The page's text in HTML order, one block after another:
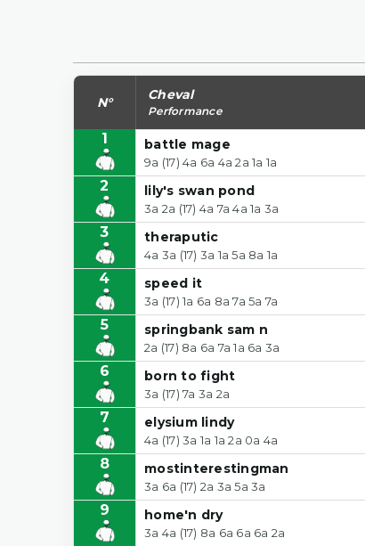
N° Cheval
Performance
1 battle mage
9a (17) 4a 6a 4a 2a 1a 1a
2 lily's swan pond
3a 2a (17) 4a 7a 4a 1a 3a
3 theraputic
4a 3a (17) 3a 1a 5a 8a 1a
4 speed it
3a (17) 1a 6a 8a 7a 5a 7a
5 springbank sam n
2a (17) 8a 6a 7a 1a 6a 3a
6 born to fight
3a (17) 7a 3a 2a
7 elysium lindy
4a (17) 3a 1a 1a 2a 0a 4a
8 mostinterestingman
3a 6a (17) 2a 3a 5a 3a
9 home'n dry
3a 4a (17) 8a 6a 6a 6a 2a